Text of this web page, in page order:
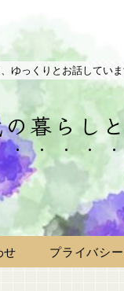
ゆっくりとお話してい
暮らし
せ プライバシ